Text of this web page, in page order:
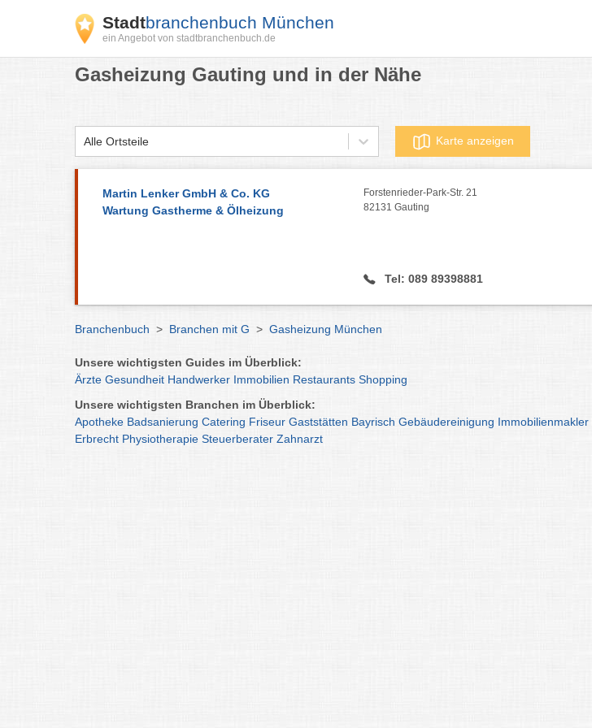
Stadtbranchenbuch München
ein Angebot von stadtbranchenbuch.de
Gasheizung Gauting und in der Nähe
Alle Ortsteile Karte anzeigen
Martin Lenker GmbH & Co. KG
Wartung Gastherme & Ölheizung
Forstenrieder-Park-Str. 21
82131 Gauting
Tel: 089 89398881
Branchenbuch > Branchen mit G > Gasheizung München
Unsere wichtigsten Guides im Überblick:
Ärzte Gesundheit Handwerker Immobilien Restaurants Shopping
Unsere wichtigsten Branchen im Überblick:
Apotheke Badsanierung Catering Friseur Gaststätten Bayrisch Gebäudereinigung Immobilienmakler
Erbrecht Physiotherapie Steuerberater Zahnarzt